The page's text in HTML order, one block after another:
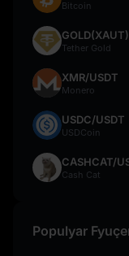
Bitcoin
Tether Gold
XMR/USDT
Monero
USDC/USDT
USDCoin
CASHCAT/
Cash Cat
Populyar